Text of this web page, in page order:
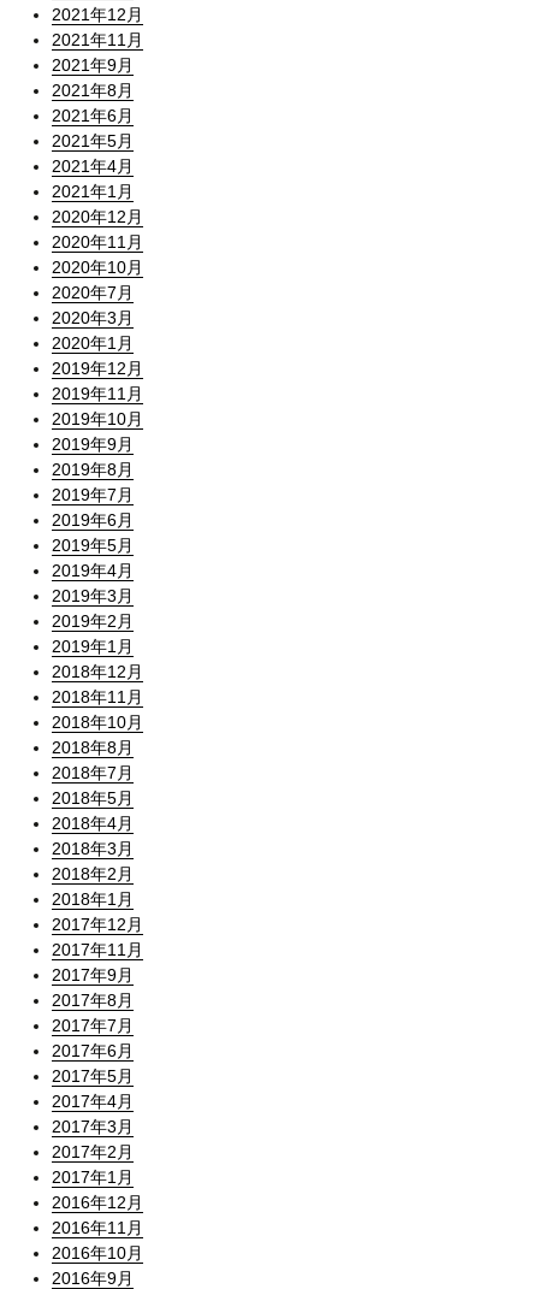
2021年12月
2021年11月
2021年9月
2021年8月
2021年6月
2021年5月
2021年4月
2021年1月
2020年12月
2020年11月
2020年10月
2020年7月
2020年3月
2020年1月
2019年12月
2019年11月
2019年10月
2019年9月
2019年8月
2019年7月
2019年6月
2019年5月
2019年4月
2019年3月
2019年2月
2019年1月
2018年12月
2018年11月
2018年10月
2018年8月
2018年7月
2018年5月
2018年4月
2018年3月
2018年2月
2018年1月
2017年12月
2017年11月
2017年9月
2017年8月
2017年7月
2017年6月
2017年5月
2017年4月
2017年3月
2017年2月
2017年1月
2016年12月
2016年11月
2016年10月
2016年9月